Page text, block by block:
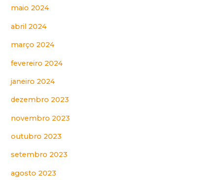
maio 2024
abril 2024
março 2024
fevereiro 2024
janeiro 2024
dezembro 2023
novembro 2023
outubro 2023
setembro 2023
agosto 2023